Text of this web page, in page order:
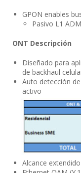
GPON enables
Pasivo L1
ONT Descripción
Diseñado para
de backhaul
Auto detección
activo
Alcance